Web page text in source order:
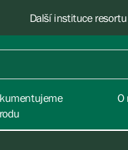
Další instituce
O